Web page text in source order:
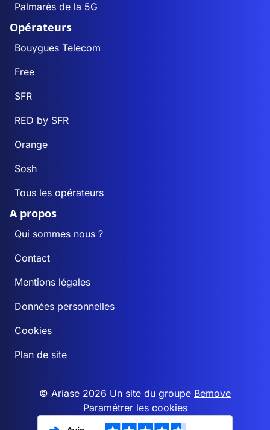
Palmarès de la 5G
Opérateurs
Bouygues Telecom
Free
SFR
RED by SFR
Orange
Sosh
Tous les opérateurs
A propos
Qui sommes nous ?
Contact
Mentions légales
Données personnelles
Cookies
Plan de site
© Ariase 2026 Un site du groupe Bemove
Paramétrer les cookies